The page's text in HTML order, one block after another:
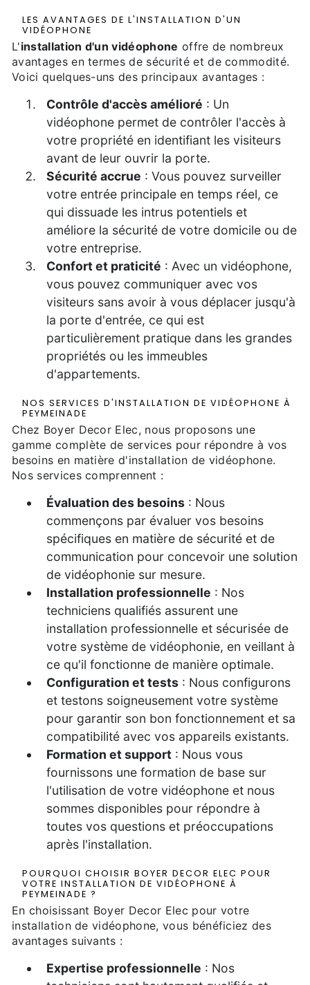
LES AVANTAGES DE L'INSTALLATION D'UN
VIDÉOPHONE
L'installation d'un vidéophone offre de nombreux
avantages en termes de sécurité et de commodité.
Voici quelques-uns des principaux avantages :
Contrôle d'accès amélioré : Un
vidéophone permet de contrôler l'accès à
votre propriété en identifiant les visiteurs
avant de leur ouvrir la porte.
Sécurité accrue : Vous pouvez surveiller
votre entrée principale en temps réel, ce
qui dissuade les intrus potentiels et
améliore la sécurité de votre domicile ou de
votre entreprise.
Confort et praticité : Avec un vidéophone,
vous pouvez communiquer avec vos
visiteurs sans avoir à vous déplacer jusqu'à
la porte d'entrée, ce qui est
particulièrement pratique dans les grandes
propriétés ou les immeubles
d'appartements.
NOS SERVICES D'INSTALLATION DE VIDÉOPHONE À
PEYMEINADE
Chez Boyer Decor Elec, nous proposons une
gamme complète de services pour répondre à vos
besoins en matière d'installation de vidéophone.
Nos services comprennent :
Évaluation des besoins : Nous
commençons par évaluer vos besoins
spécifiques en matière de sécurité et de
communication pour concevoir une solution
de vidéophonie sur mesure.
Installation professionnelle : Nos
techniciens qualifiés assurent une
installation professionnelle et sécurisée de
votre système de vidéophonie, en veillant à
ce qu'il fonctionne de manière optimale.
Configuration et tests : Nous configurons
et testons soigneusement votre système
pour garantir son bon fonctionnement et sa
compatibilité avec vos appareils existants.
Formation et support : Nous vous
fournissons une formation de base sur
l'utilisation de votre vidéophone et nous
sommes disponibles pour répondre à
toutes vos questions et préoccupations
après l'installation.
POURQUOI CHOISIR BOYER DECOR ELEC POUR
VOTRE INSTALLATION DE VIDÉOPHONE À
PEYMEINADE ?
En choisissant Boyer Decor Elec pour votre
installation de vidéophone, vous bénéficiez des
avantages suivants :
Expertise professionnelle : Nos